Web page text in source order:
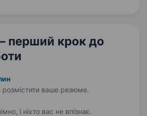
перший крок до
ваше резюме.
і ніхто вас не впізнає.